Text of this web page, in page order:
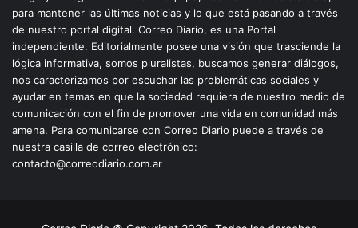
para mantener las últimas noticias y lo que está pasando a través
de nuestro portal digital. Correo Diario, es una Portal
independiente. Editorialmente posee una visión que trasciende la
lógica informativa, somos pluralistas, buscamos generar diálogos,
nos caracterizamos por escuchar las problemáticas sociales y
ayudar en temas en que la sociedad requiera de nuestro medio de
comunicación con el fin de promover una vida en comunidad más
amena. Para comunicarse con Correo Diario puede a través de
nuestra casilla de correo electrónico:
contacto@correodiario.com.ar